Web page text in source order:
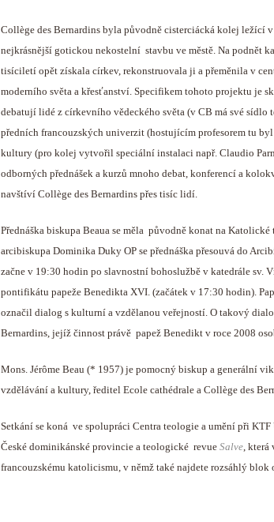
Collège des Bernardins byla původně cisterciácká kolej ležící
nejkrásnější gotickou nekostelní stavbu ve městě. Na podnět
tisíciletí opět získala církev, rekonstruovala ji a přeměnila v
moderního světa a křesťanství. Specifikem tohoto projektu je
debatují lidé z církevního vědeckého světa (v CB má své sídlo
předních francouzských univerzit (hostujícím profesorem tu
kultury (pro kolej vytvořil speciální instalaci např. Claudio
odborných přednášek a kurzů mnoho debat, konferencí a
navštíví Collège des Bernardins přes tisíc lidí.
Přednáška biskupa Beaua se měla původně konat na
arcibiskupa Dominika Duky OP se přednáška přesouvá do
začne v 19:30 hodin po slavnostní bohoslužbě v katedrále sv.
pontifikátu papeže Benedikta XVI. (začátek v 17:30 hodin).
označil dialog s kulturní a vzdělanou veřejností. O takový
Bernardins, jejíž činnost právě papež Benedikt v roce 2008
Mons. Jérôme Beau (* 1957) je pomocný biskup a generální
vzdělávání a kultury, ředitel Ecole cathédrale a Collège des
Setkání se koná ve spolupráci Centra teologie a umění při
České dominikánské provincie a teologické revue Salve, která
francouzskému katolicismu, v němž také najdete rozsáhlý blok